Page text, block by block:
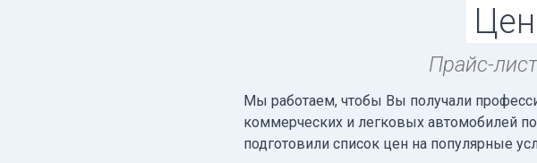
Прайс-
Мы работаем, чтобы Вы получали
коммерческих и легковых автомобилей
подготовили список цен на популярные